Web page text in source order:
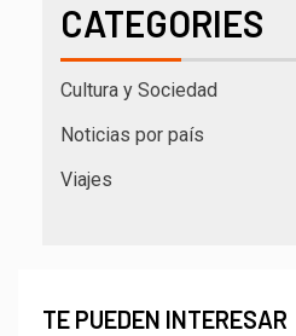
CATEGORIES
Cultura y Sociedad
Noticias por país
Viajes
TE PUEDEN INTERESAR